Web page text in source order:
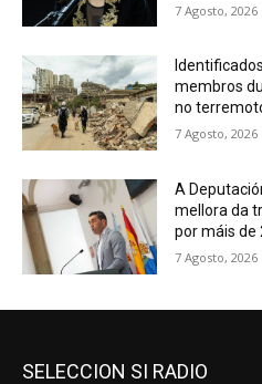
7 Agosto, 2026
membros
no
7 Agosto, 2026
A
mellora da
por máis de
7 Agosto, 2026
SELECCION SI RADIO